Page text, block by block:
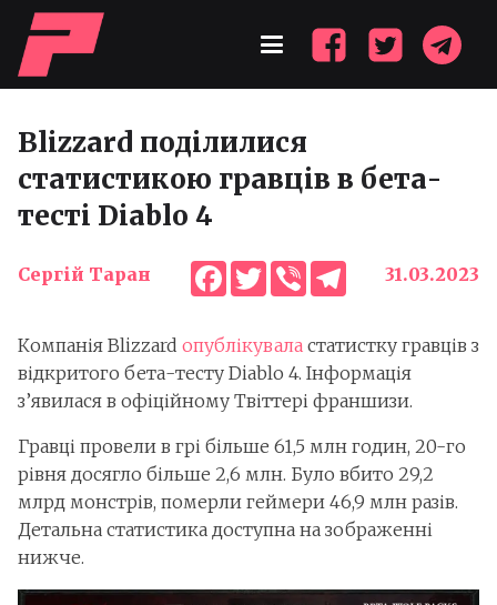
Blizzard поділилися
статистикою гравців в бета-
тесті Diablo 4
Сергій Таран Facebook
Twitter
ViberTelegram31.03.2023
Компанія Blizzard опублікувала статистку гравців з
відкритого бета-тесту Diablo 4. Інформація
з’явилася в офіційному Твіттері франшизи.
Гравці провели в грі більше 61,5 млн годин, 20-го
рівня досягло більше 2,6 млн. Було вбито 29,2
млрд монстрів, померли геймери 46,9 млн разів.
Детальна статистика доступна на зображенні
нижче.